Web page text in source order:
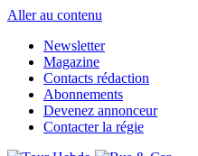
Aller au contenu
Newsletter
Magazine
Contacts rédaction
Abonnements
Devenez annonceur
Contacter la régie